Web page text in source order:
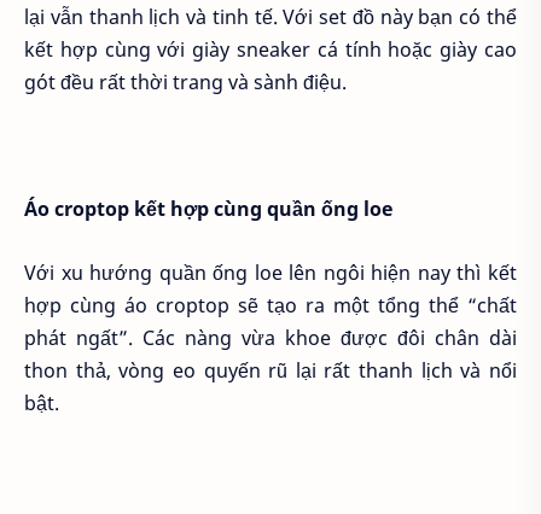
lại vẫn thanh lịch và tinh tế. Với set đồ này bạn có thể
kết hợp cùng với giày sneaker cá tính hoặc giày cao
gót đều rất thời trang và sành điệu.
Áo croptop kết hợp cùng quần ống loe
Với xu hướng quần ống loe lên ngôi hiện nay thì kết
hợp cùng áo croptop sẽ tạo ra một tổng thể “chất
phát ngất”. Các nàng vừa khoe được đôi chân dài
thon thả, vòng eo quyến rũ lại rất thanh lịch và nổi
bật.